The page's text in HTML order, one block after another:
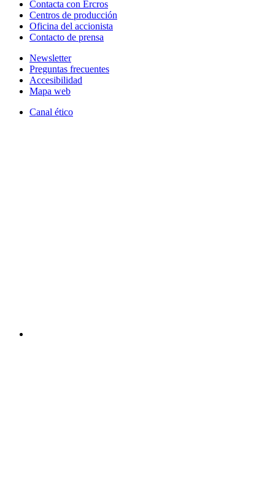
Contacta con Ercros
Centros de producción
Oficina del accionista
Contacto de prensa
Newsletter
Preguntas frecuentes
Accesibilidad
Mapa web
Canal ético